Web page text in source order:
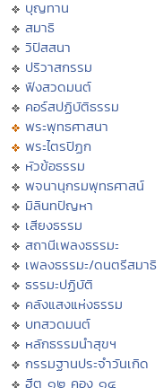
บุญทาน
สมาธิ
วิปัสสนา
ปริวาสกรรม
ฟังสวดมนต์
คอร์สปฏิบัติธรรม
พระพุทธศาสนา
พระไตรปิฏก
หัวข้อธรรม
พจนานุกรมพุทธศาสน์
มิลินทปัญหา
เสียงธรรม
สถานีเพลงธรรมะ
เพลงธรรมะ/ดนตรีสมาธิ
ธรรมะปฏิบัติ
คลังแสงแห่งธรรม
บทสวดมนต์
หลักธรรมนำสุขฯ
กรรมฐานประจำวันเกิด
ฮีต ๑๒ คอง ๑๔